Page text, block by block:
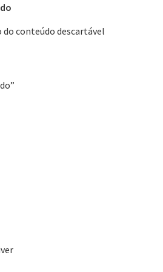
conteúdo descartável